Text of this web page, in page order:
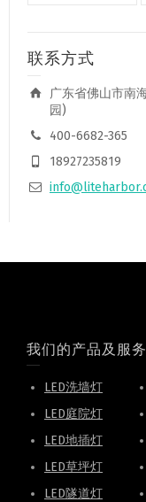
联系方式
广东省佛山市南
园)
400-6682-365
18927235819
我们的产品及服务
LED洗墙灯
LED庭院灯
LED地插灯
LED草坪灯
LED隧道灯